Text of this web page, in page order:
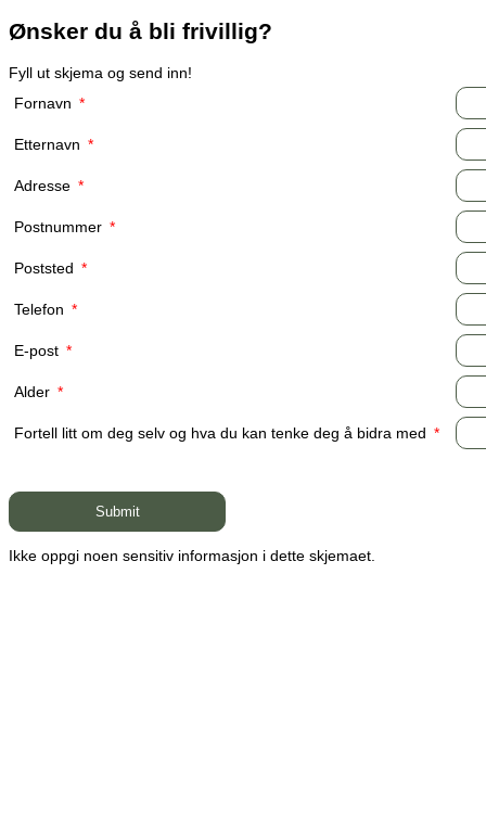
Ønsker du å bli frivillig?
Fyll ut skjema og send inn!
Fornavn *
Etternavn *
Adresse *
Postnummer *
Poststed *
Telefon *
E-post *
Alder *
Fortell litt om deg selv og hva du kan tenke deg å bidra med *
Ikke oppgi noen sensitiv informasjon i dette skjemaet.